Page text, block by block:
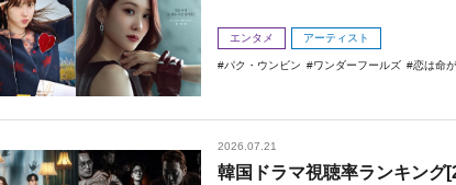
エンタメ アーティスト
パク・ウンビン ワンダーフールズ 恋は命
2026.07.21
韓国ドラマ視聴率ランキング